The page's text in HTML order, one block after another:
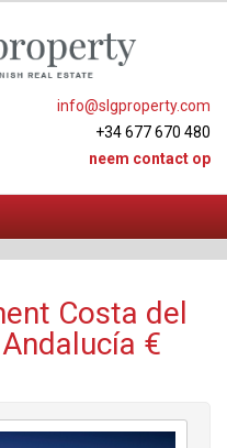
info@slgproperty.com
+34 677 670 480
neem contact op
Costa del
€